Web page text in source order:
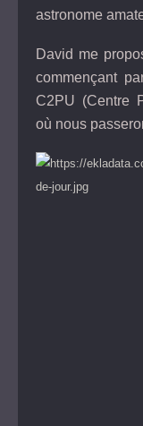
astronome
David me
commençant
C2PU (Centre
où nous